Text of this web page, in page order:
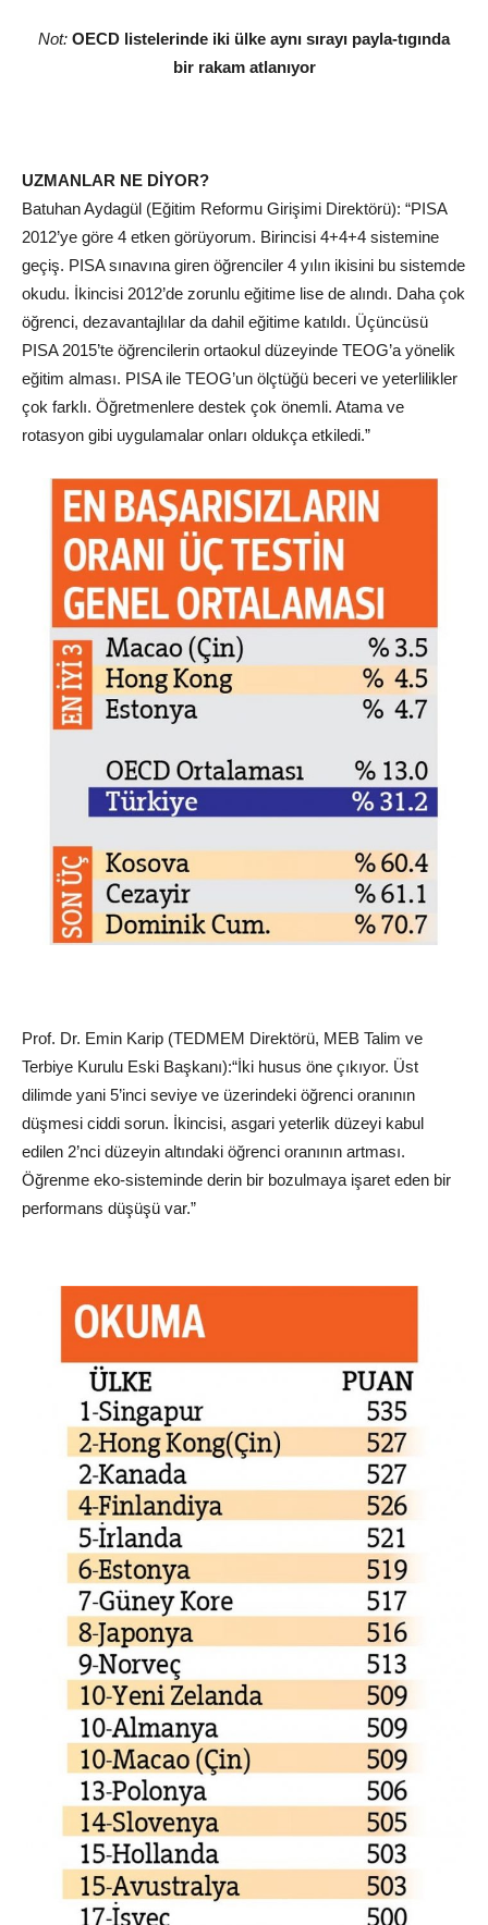
Not: OECD listelerinde iki ülke aynı sırayı payla‑tıgında
bir rakam atlanıyor
UZMANLAR NE DİYOR?
Batuhan Aydagül (Eğitim Reformu Girişimi Direktörü): “PISA
2012’ye göre 4 etken görüyorum. Birincisi 4+4+4 sistemine
geçiş. PISA sınavına giren öğrenciler 4 yılın ikisini bu sistemde
okudu. İkincisi 2012’de zorunlu eğitime lise de alındı. Daha çok
öğrenci, dezavantajlılar da dahil eğitime katıldı. Üçüncüsü
PISA 2015’te öğrencilerin ortaokul düzeyinde TEOG’a yönelik
eğitim alması. PISA ile TEOG’un ölçtüğü beceri ve yeterlilikler
çok farklı. Öğretmenlere destek çok önemli. Atama ve
rotasyon gibi uygulamalar onları oldukça etkiledi.”
Prof. Dr. Emin Karip (TEDMEM Direktörü, MEB Talim ve
Terbiye Kurulu Eski Başkanı):“İki husus öne çıkıyor. Üst
dilimde yani 5’inci seviye ve üzerindeki öğrenci oranının
düşmesi ciddi sorun. İkincisi, asgari yeterlik düzeyi kabul
edilen 2’nci düzeyin altındaki öğrenci oranının artması.
Öğrenme eko-sisteminde derin bir bozulmaya işaret eden bir
performans düşüşü var.”